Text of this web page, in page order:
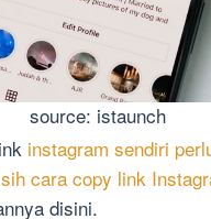
source: istaunch
instagram sendiri
cara copy link
disini.